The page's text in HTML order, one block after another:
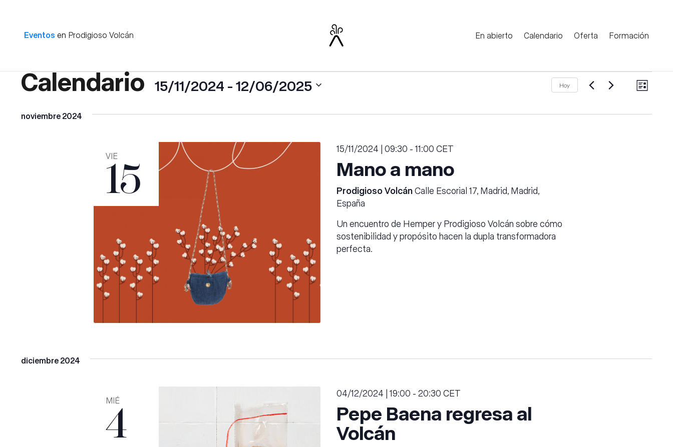
Eventos en Prodigioso Volcán En abierto Calendario Oferta Formación
Eventos
vistas
de
Lista
Hoy
15/11/2024 - 12/06/2025
la
noviembre 2024
VIE
15 Mano a mano
15/11/2024 | 09:30 - 11:00 CET
Prodigioso VolcánCalle Escorial 17, Madrid, Madrid,
España
Un encuentro de Hemper y Prodigioso Volcán sobre cómo
sostenibilidad y propósito hacen la dupla transformadora
perfecta.
diciembre 2024
MIÉ
4
Pepe Baena regresa al
Volcán
04/12/2024 | 19:00 - 20:30 CET